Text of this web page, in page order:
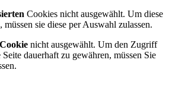
Cookies nicht ausgewählt. Um diese
müssen sie diese per Auswahl zulassen.
nicht ausgewählt. Um den Zugriff
dauerhaft zu gewähren, müssen Sie